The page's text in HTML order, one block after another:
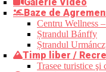
Baze de
Centru Wellness
Ștrandul Bánffy
Ștrandul
Timp liber /
Trasee turistice şi